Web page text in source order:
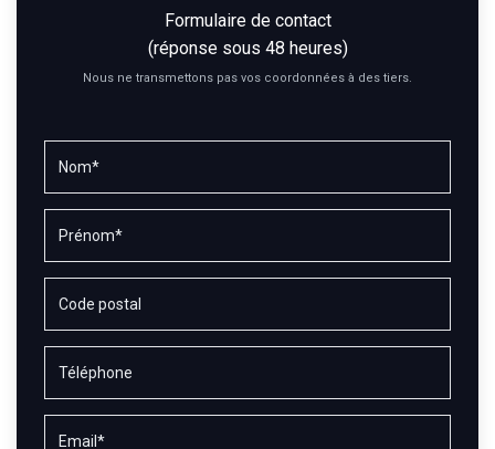
Formulaire de contact
(réponse sous 48 heures)
Nous ne transmettons pas vos coordonnées à des tiers.